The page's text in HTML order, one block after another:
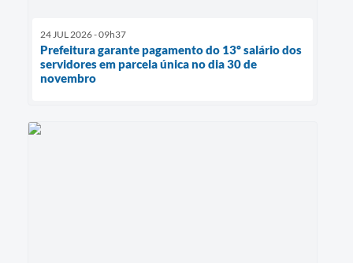
24 JUL 2026 - 09h37
Prefeitura garante pagamento do 13º salário dos
servidores em parcela única no dia 30 de
novembro